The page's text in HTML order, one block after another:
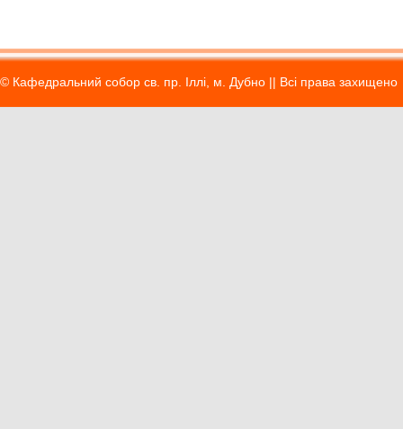
© Кафедральний собор св. пр. Іллі, м. Дубно || Вci права захищено